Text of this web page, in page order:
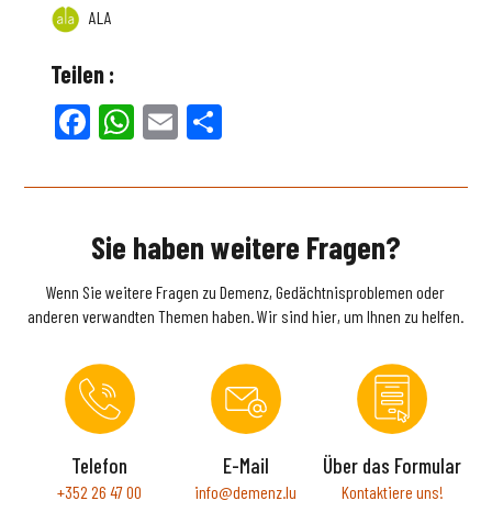
ALA
Teilen :
Facebook
WhatsApp
Email
Sie haben weitere Fragen?
Wenn Sie weitere Fragen zu Demenz, Gedächtnisproblemen oder
anderen verwandten Themen haben. Wir sind hier, um Ihnen zu helfen.
Telefon
+352 26 47 00
E-Mail
info@demenz.lu
Über das Formular
Kontaktiere uns!